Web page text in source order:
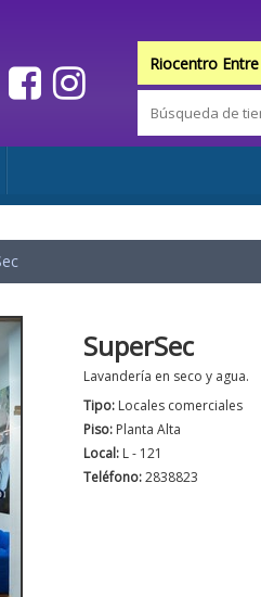
SuperSec
Lavandería en seco y agua.
Tipo: Locales comerciales
Piso: Planta Alta
Local: L - 121
Teléfono:2838823